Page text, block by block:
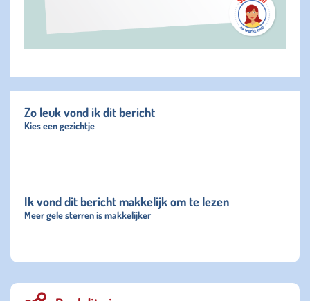
Zo leuk vond ik dit bericht
Kies een gezichtje
Ik vond dit bericht makkelijk om te lezen
Meer gele sterren is makkelijker